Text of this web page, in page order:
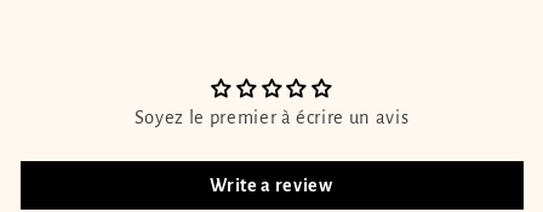
Soyez le premier à écrire un avis
Write a review